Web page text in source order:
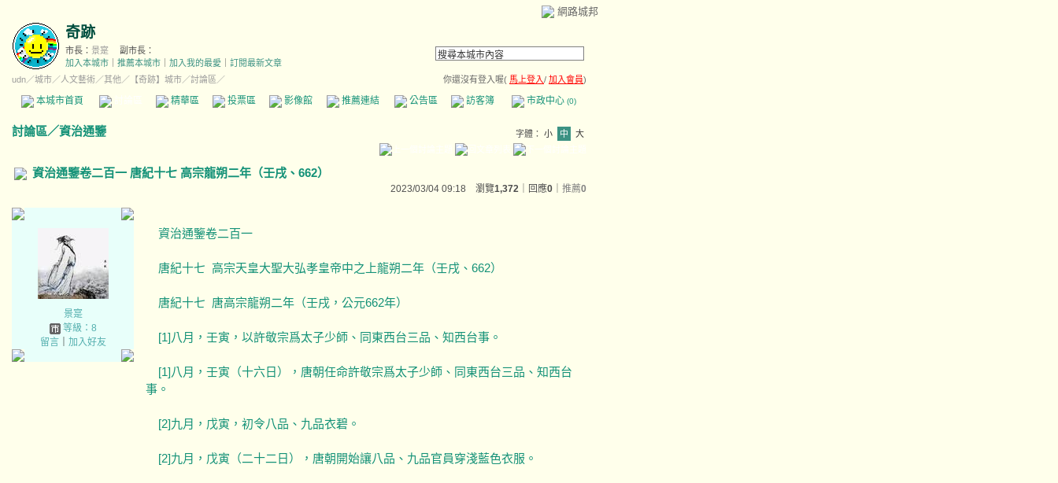
網路城邦
奇跡
市長： 景寔
副市長：
加入本城市
推薦本城市 加入我的最愛
訂閱最新文章
udn／城市／人文藝術／其他 ／ 【奇跡】城市／討論區／ 你還沒有登入喔( 馬上登入/ 加入會員)
本城市首頁 精華區 投票區 影像館 推薦連結 公告區 訪客簿 市政中心 (0)
討論區／資治通鑒 字體： 小 中 大
資治通鑒卷二百一 唐紀十七 高宗龍朔二年（壬戌、662）
2023/03/04 09:18 瀏覽1,372 ｜回應0 推薦0
景寔
等級：8
留言｜ 加入好友
資治通鑒卷二百一
唐紀十七 高宗天皇大聖大弘孝皇帝中之上龍朔二年（壬戌、662）
唐紀十七 唐高宗龍朔二年（壬戌，公元662年）
[1]八月，壬寅，以許敬宗爲太子少師、同東西台三品、知西台事。
[1]八月，壬寅（十六日），唐朝任命許敬宗爲太子少師、同東西台三品、知西台
事。
[2]九月，戊寅，初令八品、九品衣碧。
[2]九月，戊寅（二十二日），唐朝開始讓八品、九品官員穿淺藍色衣服。